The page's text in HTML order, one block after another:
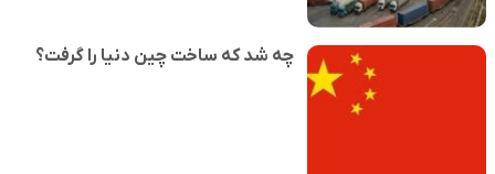
چه شد که ساخت چین دنیا را گرفت؟